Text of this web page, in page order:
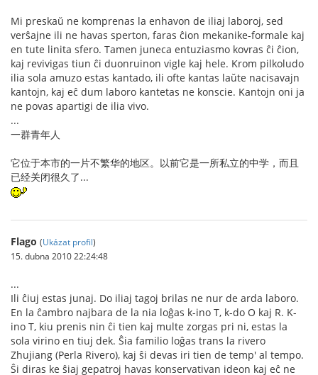
Mi preskaŭ ne komprenas la enhavon de iliaj laboroj, sed
verŝajne ili ne havas sperton, faras ĉion mekanike-formale kaj
en tute linita sfero. Tamen juneca entuziasmo kovras ĉi ĉion,
kaj revivigas tiun ĉi duonruinon vigle kaj hele. Krom pilkoludo
ilia sola amuzo estas kantado, ili ofte kantas laŭte nacisavajn
kantojn, kaj eĉ dum laboro kantetas ne konscie. Kantojn oni ja
ne povas apartigi de ilia vivo.
...
一群青年人
它位于本市的一片不繁华的地区。以前它是一所私立的中学，而且
已经关闭很久了...
Flago (Ukázat profil)
15. dubna 2010 22:24:48
...
Ili ĉiuj estas junaj. Do iliaj tagoj brilas ne nur de arda laboro.
En la ĉambro najbara de la nia loĝas k-ino T, k-do O kaj R. K-
ino T, kiu prenis nin ĉi tien kaj multe zorgas pri ni, estas la
sola virino en tiuj dek. Ŝia familio loĝas trans la rivero
Zhujiang (Perla Rivero), kaj ŝi devas iri tien de temp' al tempo.
Ŝi diras ke ŝiaj gepatroj havas konservativan ideon kaj eĉ ne